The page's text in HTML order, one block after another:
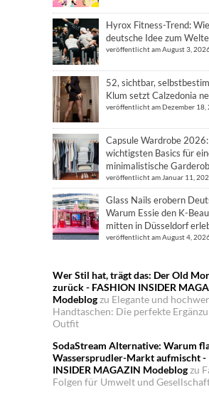
Hyrox Fitness-Trend:
deutsche Idee zum
veröffentlicht am August 3,
52, sichtbar,
Klum setzt Calzedonia
veröffentlicht am Dezember 18,
Capsule Wardrobe
wichtigsten Basics für
minimalistische
veröffentlicht am Januar 11,
Glass Nails erobern
Warum Essie den K-
mitten in Düsseldorf
veröffentlicht am August 4,
Wer Stil hat, trägt das: Der Old
zurück - FASHION INSIDER
Modeblogzu Elegante und
Handtaschen: Die perfekte
Outfit
SodaStream Alternative: Warum
Wassersprudler-Markt aufmischt -
INSIDER MAGAZIN Modeblogzu
Folgen für Umwelt und